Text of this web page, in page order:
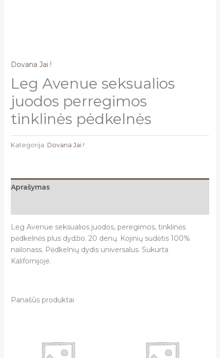
Dovana Jai !
Leg Avenue seksualios
juodos perregimos
tinklinės pėdkelnės
Kategorija: Dovana Jai !
Aprašymas
Leg Avenue seksualios juodos, peregimos, tinklinės
pėdkelnės plus dydžio. 20 denų. Kojinių sudėtis 100%
nailonass. Pėdkelnių dydis universalus. Sukurta
Kalifornijoje.
Panašūs produktai